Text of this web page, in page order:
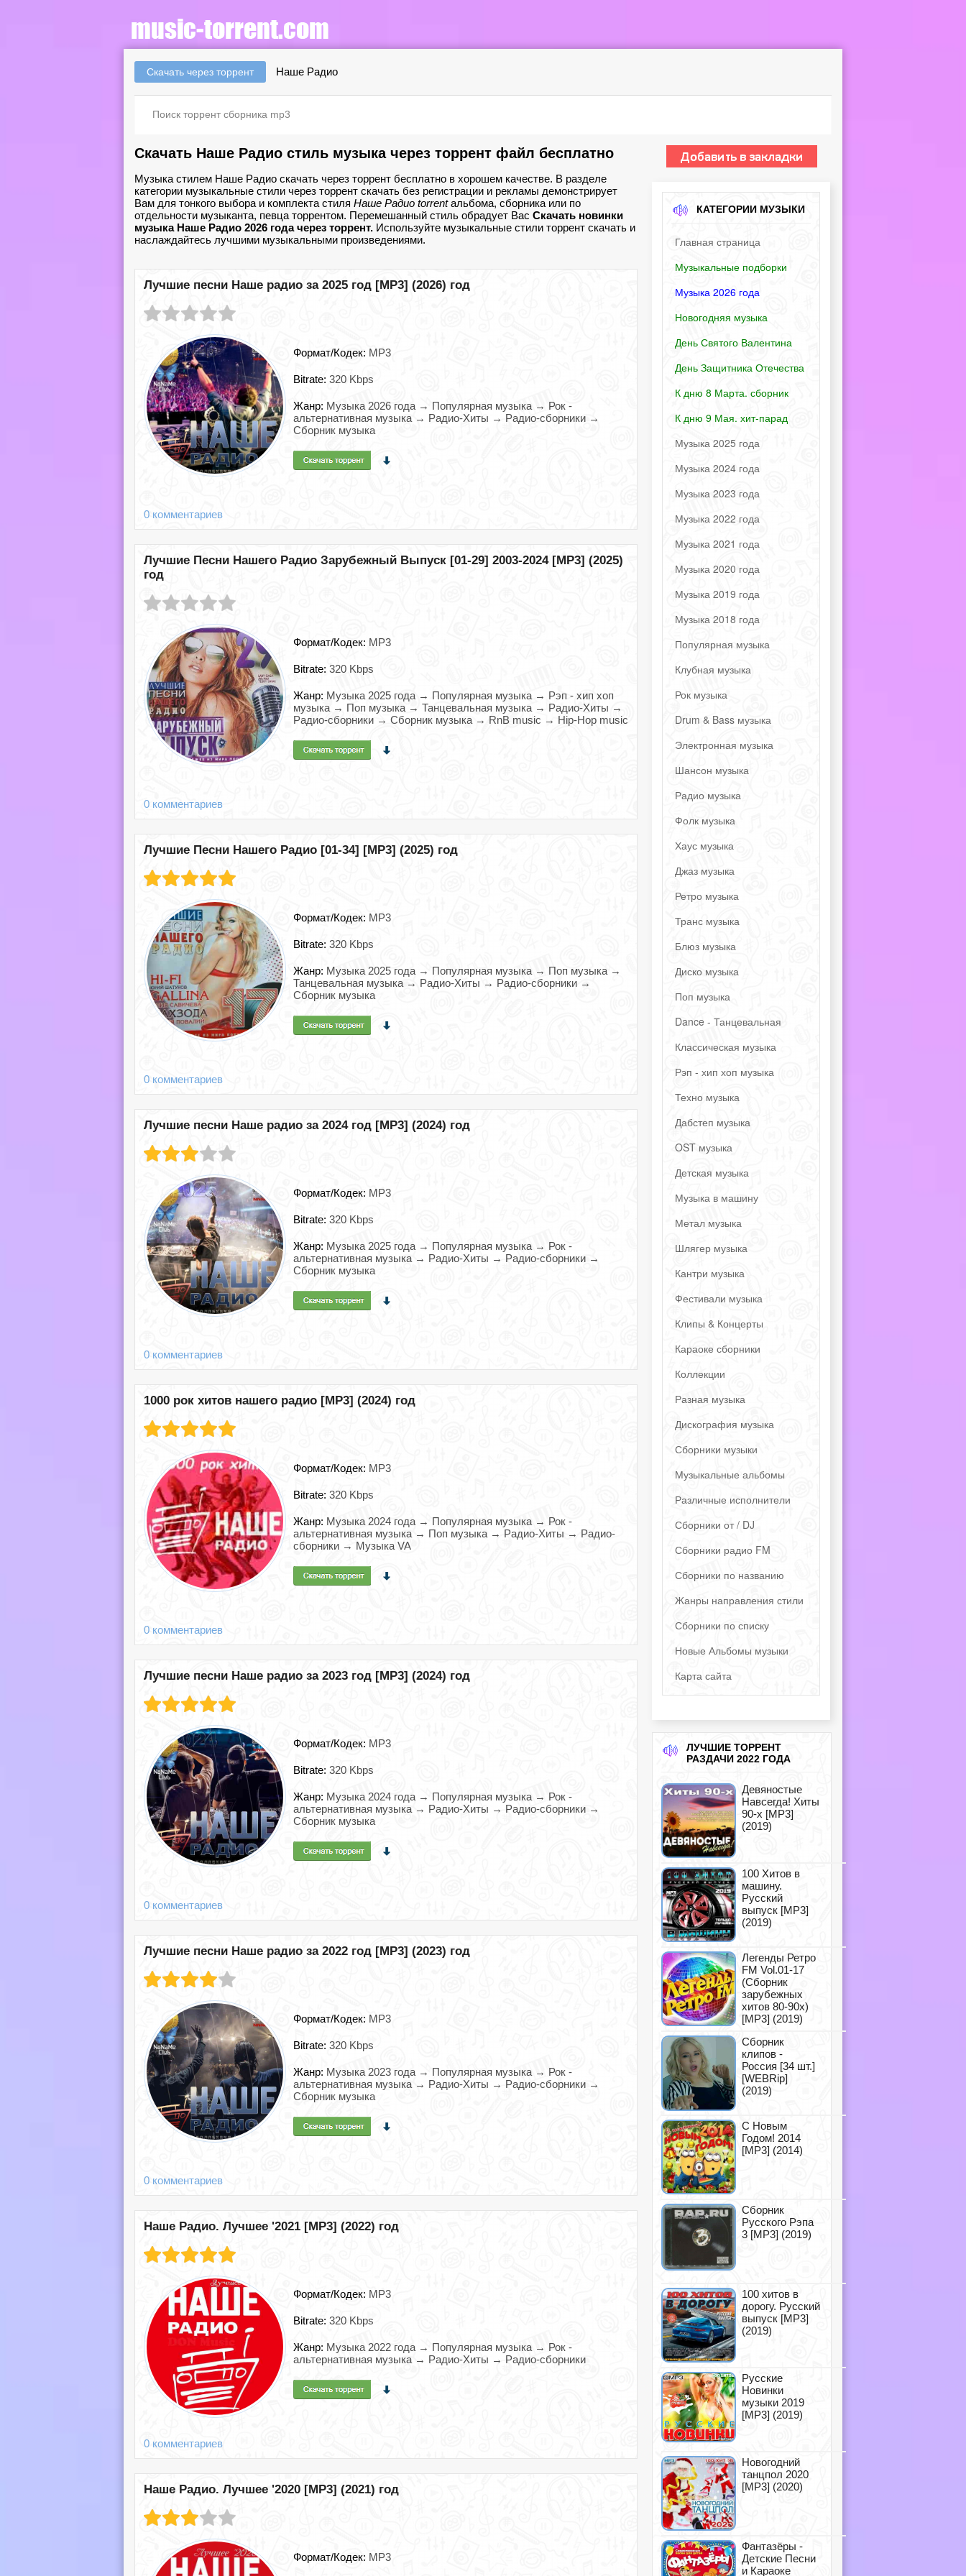
Скачать через торрент Наше Радио
Скачать Наше Радио стиль музыка через торрент файл бесплатно
Музыка стилем Наше Радио скачать через торрент бесплатно в хорошем качестве. В разделе
категории музыкальные стили через торрент скачать без регистрации и рекламы демонстрирует
Вам для тонкого выбора и комплекта стиля Наше Радио torrentальбома, сборника или по
отдельности музыканта, певца торрентом. Перемешанный стиль обрадует Вас Скачать новинки
музыка Наше Радио 2026 года через торрент. Используйте музыкальные стили торрент скачать и
наслаждайтесь лучшими музыкальными произведениями.
Лучшие песни Наше радио за 2025 год [MP3] (2026) год
Формат/Кодек: MP3
Bitrate: 320 Kbps
Жанр: Музыка 2026 года → Популярная музыка → Рок -
альтернативная музыка → Радио-Хиты → Радио-сборники →
Сборник музыка
0 комментариев
Лучшие Песни Нашего Радио Зарубежный Выпуск [01-29] 2003-2024 [MP3] (2025)
год
Формат/Кодек: MP3
Bitrate: 320 Kbps
Жанр: Музыка 2025 года → Популярная музыка → Рэп - хип хоп
музыка → Поп музыка → Танцевальная музыка → Радио-Хиты →
Радио-сборники → Сборник музыка → RnB music → Hip-Hop music
0 комментариев
Лучшие Песни Нашего Радио [01-34] [MP3] (2025) год
Формат/Кодек: MP3
Bitrate: 320 Kbps
Жанр: Музыка 2025 года → Популярная музыка → Поп музыка →
Танцевальная музыка → Радио-Хиты → Радио-сборники →
Сборник музыка
0 комментариев
Лучшие песни Наше радио за 2024 год [MP3] (2024) год
Формат/Кодек: MP3
Bitrate: 320 Kbps
Жанр: Музыка 2025 года → Популярная музыка → Рок -
альтернативная музыка → Радио-Хиты → Радио-сборники →
Сборник музыка
0 комментариев
1000 рок хитов нашего радио [MP3] (2024) год
Формат/Кодек: MP3
Bitrate: 320 Kbps
Жанр: Музыка 2024 года → Популярная музыка → Рок -
альтернативная музыка → Поп музыка → Радио-Хиты → Радио-
сборники → Музыка VA
0 комментариев
Лучшие песни Наше радио за 2023 год [MP3] (2024) год
Формат/Кодек: MP3
Bitrate: 320 Kbps
Жанр: Музыка 2024 года → Популярная музыка → Рок -
альтернативная музыка → Радио-Хиты → Радио-сборники →
Сборник музыка
0 комментариев
Лучшие песни Наше радио за 2022 год [MP3] (2023) год
Формат/Кодек: MP3
Bitrate: 320 Kbps
Жанр: Музыка 2023 года → Популярная музыка → Рок -
альтернативная музыка → Радио-Хиты → Радио-сборники →
Сборник музыка
0 комментариев
Наше Радио. Лучшее '2021 [MP3] (2022) год
Формат/Кодек: MP3
Bitrate: 320 Kbps
Жанр: Музыка 2022 года → Популярная музыка → Рок -
альтернативная музыка → Радио-Хиты → Радио-сборники
0 комментариев
Наше Радио. Лучшее '2020 [MP3] (2021) год
Формат/Кодек: MP3
КАТЕГОРИИ МУЗЫКИ
Главная страница
Музыкальные подборки
Музыка 2026 года
Новогодняя музыка
День Святого Валентина
День Защитника Отечества
К дню 8 Марта. сборник
К дню 9 Мая. хит-парад
Музыка 2025 года
Музыка 2024 года
Музыка 2023 года
Музыка 2022 года
Музыка 2021 года
Музыка 2020 года
Музыка 2019 года
Музыка 2018 года
Популярная музыка
Клубная музыка
Рок музыка
Drum & Bass музыка
Электронная музыка
Шансон музыка
Радио музыка
Фолк музыка
Хаус музыка
Джаз музыка
Ретро музыка
Транс музыка
Блюз музыка
Диско музыка
Поп музыка
Dance - Танцевальная
Классическая музыка
Рэп - хип хоп музыка
Техно музыка
Дабстеп музыка
OST музыка
Детская музыка
Музыка в машину
Метал музыка
Шлягер музыка
Кантри музыка
Фестивали музыка
Клипы & Концерты
Караоке сборники
Коллекции
Разная музыка
Дискография музыка
Сборники музыки
Музыкальные альбомы
Различные исполнители
Сборники от / DJ
Сборники радио FM
Сборники по названию
Жанры направления стили
Сборники по списку
Новые Альбомы музыки
Карта сайта
ЛУЧШИЕ ТОРРЕНТ
РАЗДАЧИ 2022 ГОДА
Девяностые
Навсегда! Хиты
90-х [MP3]
(2019)
100 Хитов в
машину.
Русский
выпуск [MP3]
(2019)
Легенды Ретро
FM Vol.01-17
(Сборник
зарубежных
хитов 80-90х)
[MP3] (2019)
Сборник
клипов -
Россия [34 шт.]
[WEBRip]
(2019)
С Новым
Годом! 2014
[MP3] (2014)
Сборник
Русского Рэпа
3 [MP3] (2019)
100 хитов в
дорогу. Русский
выпуск [MP3]
(2019)
Русские
Новинки
музыки 2019
[MP3] (2019)
Новогодний
танцпол 2020
[MP3] (2020)
Фантазёры -
Детские Песни
и Караоке